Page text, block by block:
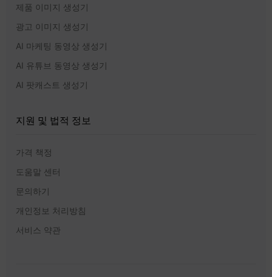
제품 이미지 생성기
광고 이미지 생성기
AI 마케팅 동영상 생성기
AI 유튜브 동영상 생성기
AI 팟캐스트 생성기
지원 및 법적 정보
가격 책정
도움말 센터
문의하기
개인정보 처리방침
서비스 약관